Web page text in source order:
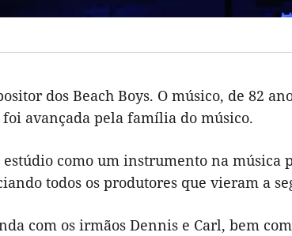
dos Beach Boys. O músico, de 82
avançada pela família do músico.
como um instrumento na música
todos os produtores que vieram a
com os irmãos Dennis e Carl, bem